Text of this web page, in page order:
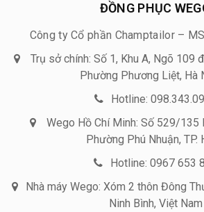
ĐỒNG PHỤC
Công ty Cổ phần Champtailor –
Trụ sở chính: Số 1, Khu A, Ngõ 109
Phường Phương Liệt, Hà
Hotline:
Wego Hồ Chí Minh: Số 529/135
Phường Phú Nhuận, TP.
Hotline: 0967 653
Nhà máy Wego: Xóm 2 thôn Đông
Ninh Bình, Việt Nam